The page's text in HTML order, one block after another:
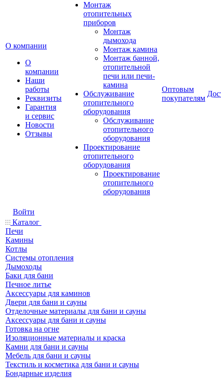
О компании
О
компании
Наши
работы
Реквизиты
Гарантия
и сервис
Новости
Отзывы
Монтаж
отопительных
приборов
Монтаж
дымохода
Монтаж камина
Монтаж банной,
отопительной
печи или печи-
камина
Обслуживание
отопительного
оборудования
Обслуживание
отопительного
оборудования
Проектирование
отопительного
оборудования
Проектирование
отопительного
оборудования
Оптовым
покупателям
Войти
Каталог
Печи
Камины
Котлы
Системы отопления
Дымоходы
Баки для бани
Печное литье
Аксессуары для каминов
Двери для бани и сауны
Отделочные материалы для бани и сауны
Аксессуары для бани и сауны
Готовка на огне
Изоляционные материалы и краска
Камни для бани и сауны
Мебель для бани и сауны
Текстиль и косметика для бани и сауны
Бондарные изделия